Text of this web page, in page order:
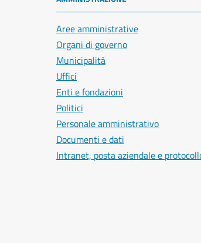
Aree amministrative
Organi di governo
Municipalità
Uffici
Enti e fondazioni
Politici
Personale amministrativo
Documenti e dati
Intranet, posta aziendale e